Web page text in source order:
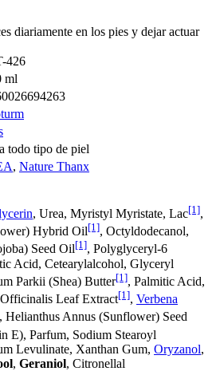
diariamente en los pies y dejar actuar
426
ml
todo tipo de piel
, Nature Thanx
, Urea, Myristyl Myristate, Lac[1],
Hybrid Oil[1], Octyldodecanol,
Seed Oil[1], Polyglyceryl-6
Acid, Cetearylalcohol, Glyceryl
Parkii (Shea) Butter[1], Palmitic Acid,
Leaf Extract[1], Verbena
, Helianthus Annus (Sunflower) Seed
E), Parfum, Sodium Stearoyl
Levulinate, Xanthan Gum, Oryzanol,
, Geraniol, Citronellal